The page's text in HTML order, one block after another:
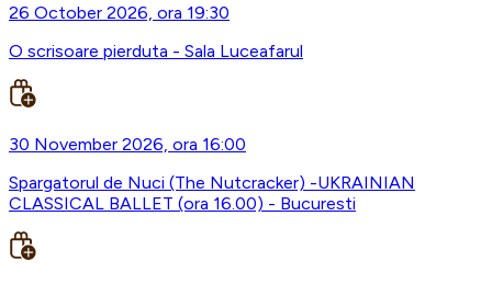
26 October 2026, ora 19:30
O scrisoare pierduta - Sala Luceafarul
30 November 2026, ora 16:00
Spargatorul de Nuci (The Nutcracker) -UKRAINIAN
CLASSICAL BALLET (ora 16.00) - Bucuresti